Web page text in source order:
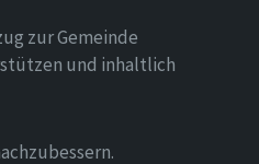
zur Gemeinde
und inhaltlich